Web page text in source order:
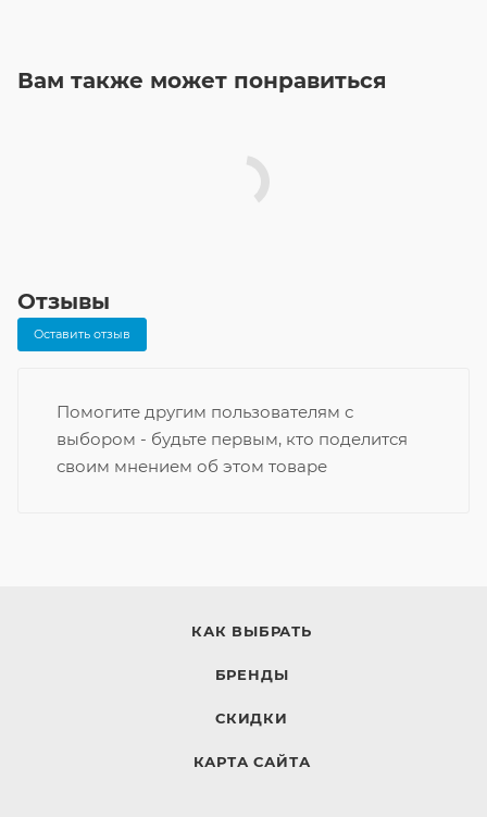
Вам также может понравиться
Отзывы
Оставить отзыв
Помогите другим пользователям с
выбором - будьте первым, кто поделится
своим мнением об этом товаре
КАК ВЫБРАТЬ
БРЕНДЫ
СКИДКИ
КАРТА САЙТА